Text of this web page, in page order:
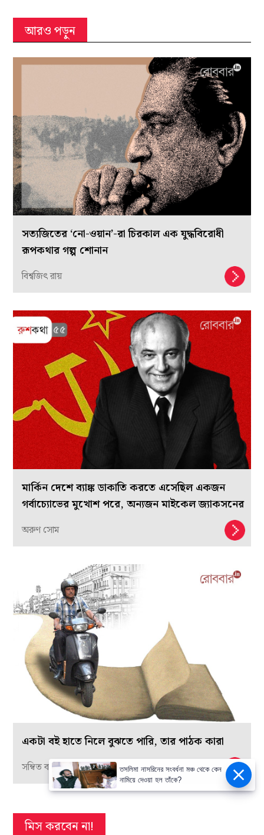
আরও পড়ুন
সত্যজিতের ‘নো-ওয়ান’-রা চিরকাল এক যুদ্ধবিরোধী
রূপকথার গল্প শোনান
বিশ্বজিৎ রায়
মার্কিন দেশে ব্যাঙ্ক ডাকাতি করতে এসেছিল একজন
গর্বাচ্যোভের মুখোশ পরে, অন্যজন মাইকেল জ্যাকসনের
অরুণ সোম
একটা বই হাতে নিলে বুঝতে পারি, তার পাঠক কারা
সম্বিত বসু
মিস করবেন না!
তসলিমা নাসরিনের সংবর্ধনা মঞ্চ থেকে কেন
নামিয়ে দেওয়া হল তাঁকে?